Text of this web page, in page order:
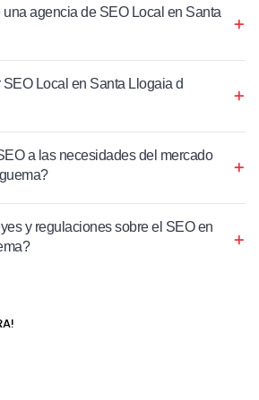
agencia de SEO Local en Santa
Local en Santa Llogaia d
a las necesidades del mercado
y regulaciones sobre el SEO en